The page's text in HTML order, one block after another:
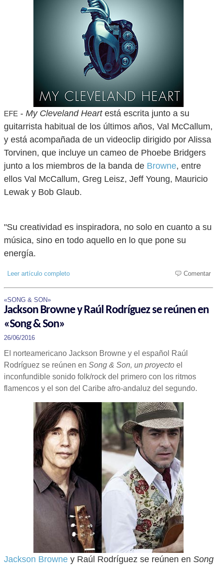
EFE - My Cleveland Heart está escrita junto a su
guitarrista habitual de los últimos años, Val McCallum,
y está acompañada de un videoclip dirigido por Alissa
Torvinen, que incluye un cameo de Phoebe Bridgers
junto a los miembros de la banda de Browne, entre
ellos Val McCallum, Greg Leisz, Jeff Young, Mauricio
Lewak y Bob Glaub.
"Su creatividad es inspiradora, no solo en cuanto a su
música, sino en todo aquello en lo que pone su
energía.
Leer artículo completo Comentar
«SONG & SON»
Jackson Browne y Raúl Rodríguez se reúnen en
«Song & Son»
26/06/2016
El norteamericano Jackson Browne y el español Raúl
Rodríguez se reúnen en Song & Son, un proyecto el
inconfundible sonido folk/rock del primero con los ritmos
flamencos y el son del Caribe afro-andaluz del segundo.
Jackson Browne y Raúl Rodríguez se reúnen en Song